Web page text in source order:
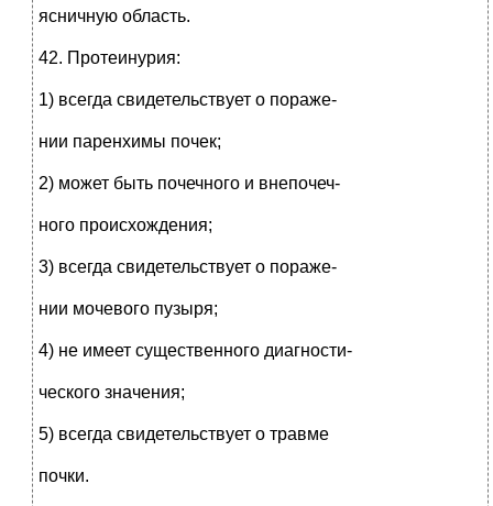
ясничную область.
42. Протеинурия:
1) всегда свидетельствует о пораже-
нии паренхимы почек;
2) может быть почечного и внепочеч-
ного происхождения;
3) всегда свидетельствует о пораже-
нии мочевого пузыря;
4) не имеет существенного диагности-
ческого значения;
5) всегда свидетельствует о травме
почки.